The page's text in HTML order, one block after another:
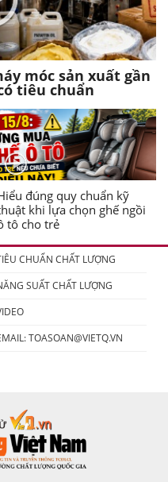
móc sản xuất gần
tiêu chuẩn
đúng quy chuẩn kỹ
khi lựa chọn ghế ngồi
tô cho trẻ
CHUẨN CHẤT LƯỢNG
SUẤT CHẤT LƯỢNG
TOASOAN@VIETQ.VN